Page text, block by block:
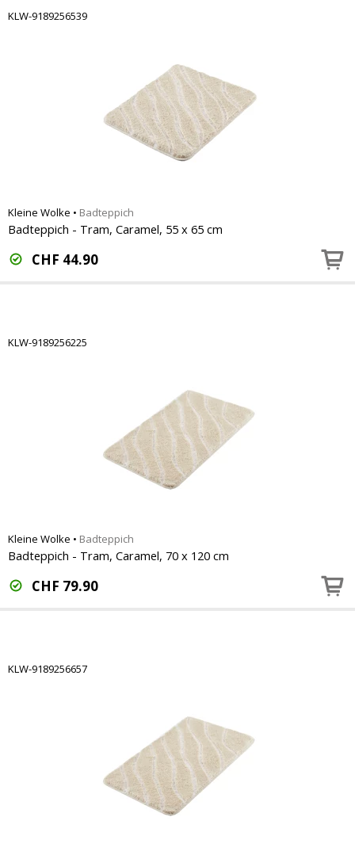
KLW-9189256539
Kleine Wolke • Badteppich
Badteppich - Tram, Caramel, 55 x 65 cm
CHF 44.90
KLW-9189256225
Kleine Wolke • Badteppich
Badteppich - Tram, Caramel, 70 x 120 cm
CHF 79.90
KLW-9189256657